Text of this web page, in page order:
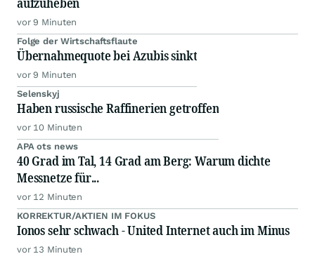
vor 9 Minuten
Folge der Wirtschaftsflaute
Übernahmequote bei Azubis sinkt
vor 9 Minuten
Selenskyj
Haben russische Raffinerien getroffen
vor 10 Minuten
APA ots news
40 Grad im Tal, 14 Grad am Berg: Warum dichte
Messnetze für...
vor 12 Minuten
KORREKTUR/AKTIEN IM FOKUS
Ionos sehr schwach - United Internet auch im Minus
vor 13 Minuten